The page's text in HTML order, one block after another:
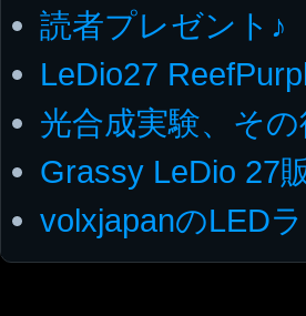
読者プレゼント♪
LeDio27
光合成実験、そ
Grassy LeDio 27
volxjapanのLED